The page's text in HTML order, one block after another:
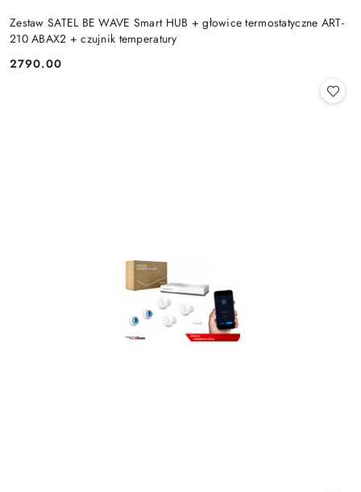
Zestaw SATEL BE WAVE Smart HUB + głowice termostatyczne ART-
210 ABAX2 + czujnik temperatury
Cena:
2790.00